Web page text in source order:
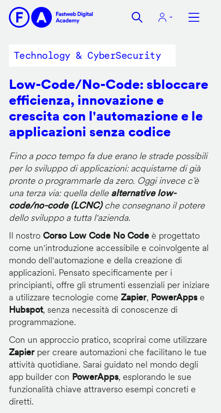
contenuto
Technology & CyberSecurity
Low-Code/No-Code: sbloccare
efficienza, innovazione e
crescita con l'automazione e le
applicazioni senza codice
Fino a poco tempo fa due erano le strade possibili
per lo sviluppo di applicazioni: acquistarne di già
pronte o programmarle da zero. Oggi invece c’è
una terza via: quella delle alternative low-
code/no-code (LCNC)che consegnano il potere
dello sviluppo a tutta l'azienda.
Il nostro Corso Low Code No Codeè progettato
come un'introduzione accessibile e coinvolgente al
mondo dell'automazione e della creazione di
applicazioni. Pensato specificamente per i
principianti, offre gli strumenti essenziali per iniziare
a utilizzare tecnologie come Zapier, PowerAppse
Hubspot, senza necessità di conoscenze di
programmazione.
Con un approccio pratico, scoprirai come utilizzare
Zapierper creare automazioni che facilitano le tue
attività quotidiane. Sarai guidato nel mondo degli
app builder con PowerApps, esplorando le sue
funzionalità chiave attraverso esempi concreti e
diretti.